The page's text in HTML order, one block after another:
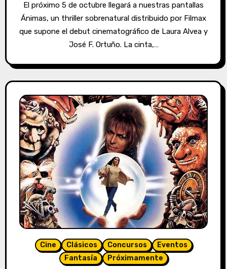
El próximo 5 de octubre llegará a nuestras pantallas
Ánimas, un thriller sobrenatural distribuido por Filmax
que supone el debut cinematográfico de Laura Alvea y
José F. Ortuño. La cinta,…
Cine Clásicos Concursos
Eventos
Fantasía
Próximamente